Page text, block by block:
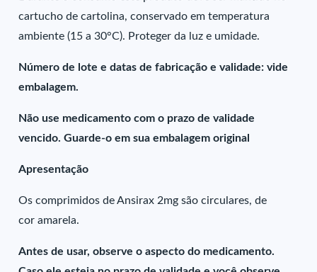
cartucho de cartolina, conservado em temperatura
ambiente (15 a 30°C). Proteger da luz e umidade.
Número de lote e datas de fabricação e validade: vide
embalagem.
Não use medicamento com o prazo de validade
vencido. Guarde-o em sua embalagem original
Apresentação
Os comprimidos de Ansirax 2mg são circulares, de
cor amarela.
Antes de usar, observe o aspecto do medicamento.